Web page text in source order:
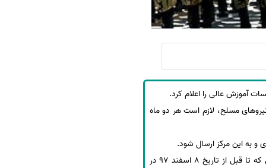
سفارش چکیده گرافیکی
آموزش عالی را اعلام کرد.
مسلح، لازم است هر دو ماه
با توجه به مدت زمان اعلام شده در حال حاضر صرفاً تقاضاهای با تاریخ اعزام یک اردیبهشت 98 و بعد از آن در صورتی که تا قبل از تاریخ 8 اسفند 97 در